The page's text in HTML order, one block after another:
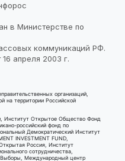
в Министерстве по
коммуникаций РФ.
апреля 2003 г.